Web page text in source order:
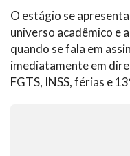
O estágio se
universo acadêmico e
quando se fala em
imediatamente em
FGTS, INSS, férias e